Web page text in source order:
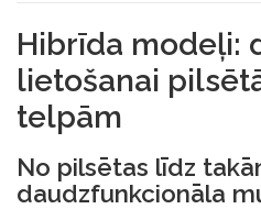
Hibrīda modeļi:
lietošanai
telpām
No pilsētas līdz
daudzfunkcionāla